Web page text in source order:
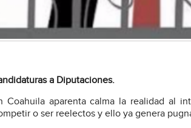
a Diputaciones.
aparenta calma la realidad al
o ser reelectos y ello ya genera